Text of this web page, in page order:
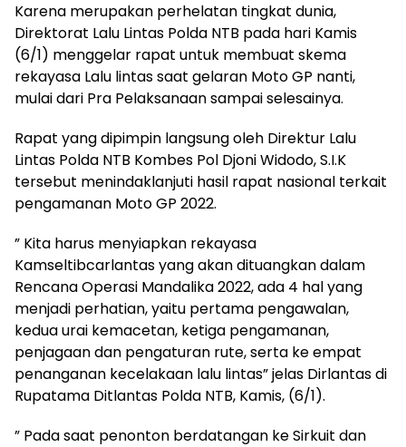
Karena merupakan perhelatan tingkat dunia,
Direktorat Lalu Lintas Polda NTB pada hari Kamis
(6/1) menggelar rapat untuk membuat skema
rekayasa Lalu lintas saat gelaran Moto GP nanti,
mulai dari Pra Pelaksanaan sampai selesainya.
Rapat yang dipimpin langsung oleh Direktur Lalu
Lintas Polda NTB Kombes Pol Djoni Widodo, S.I.K
tersebut menindaklanjuti hasil rapat nasional terkait
pengamanan Moto GP 2022.
” Kita harus menyiapkan rekayasa
Kamseltibcarlantas yang akan dituangkan dalam
Rencana Operasi Mandalika 2022, ada 4 hal yang
menjadi perhatian, yaitu pertama pengawalan,
kedua urai kemacetan, ketiga pengamanan,
penjagaan dan pengaturan rute, serta ke empat
penanganan kecelakaan lalu lintas” jelas Dirlantas di
Rupatama Ditlantas Polda NTB, Kamis, (6/1).
” Pada saat penonton berdatangan ke Sirkuit dan